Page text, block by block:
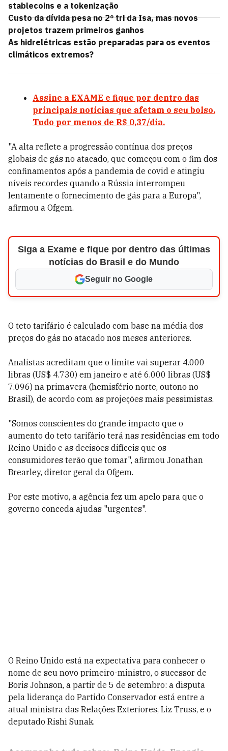
stablecoins e a tokenização
Custo da dívida pesa no 2º tri da Isa, mas novos
projetos trazem primeiros ganhos
As hidrelétricas estão preparadas para os eventos
climáticos extremos?
Assine a EXAME e fique por dentro das
principais notícias que afetam o seu bolso.
Tudo por menos de R$ 0,37/dia.
"A alta reflete a progressão contínua dos preços
globais de gás no atacado, que começou com o fim dos
confinamentos após a pandemia de covid e atingiu
níveis recordes quando a Rússia interrompeu
lentamente o fornecimento de gás para a Europa",
afirmou a Ofgem.
Siga a Exame e fique por dentro das últimas
notícias do Brasil e do Mundo
Seguir no Google
O teto tarifário é calculado com base na média dos
preços do gás no atacado nos meses anteriores.
Analistas acreditam que o limite vai superar 4.000
libras (US$ 4.730) em janeiro e até 6.000 libras (US$
7.096) na primavera (hemisfério norte, outono no
Brasil), de acordo com as projeções mais pessimistas.
"Somos conscientes do grande impacto que o
aumento do teto tarifário terá nas residências em todo
Reino Unido e as decisões difíceis que os
consumidores terão que tomar", afirmou Jonathan
Brearley, diretor geral da Ofgem.
Por este motivo, a agência fez um apelo para que o
governo conceda ajudas "urgentes".
O Reino Unido está na expectativa para conhecer o
nome de seu novo primeiro-ministro, o sucessor de
Boris Johnson, a partir de 5 de setembro: a disputa
pela liderança do Partido Conservador está entre a
atual ministra das Relações Exteriores, Liz Truss, e o
deputado Rishi Sunak.